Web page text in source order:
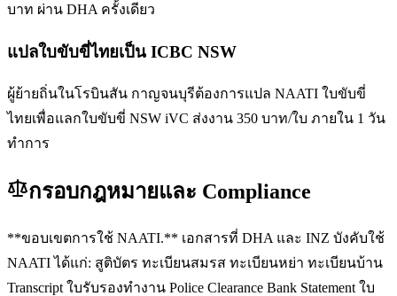
บาท ผ่าน DHA ครั้งเดียว
แปลใบขับขี่ไทยเป็น ICBC NSW
ผู้ย้ายถิ่นในโรบินสัน กาญจนบุรีต้องการแปล NAATI ใบขับขี่
ไทยเพื่อแลกใบขับขี่ NSW iVC ส่งงาน 350 บาท/ใบ ภายใน 1 วัน
ทำการ
กรอบกฎหมายและ Compliance
**ขอบเขตการใช้ NAATI.** เอกสารที่ DHA และ INZ บังคับใช้
NAATI ได้แก่: สูติบัตร ทะเบียนสมรส ทะเบียนหย่า ทะเบียนบ้าน
Transcript ใบรับรองทำงาน Police Clearance Bank Statement ใบ